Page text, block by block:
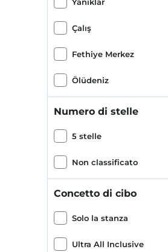
Çalış
Fethiye Merkez
Ölüdeniz
Numero di stelle
5 stelle
Non classificato
Concetto di cibo
Solo la stanza
Ultra All Inclusive